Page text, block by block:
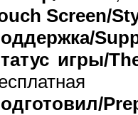
Screen/
игры/